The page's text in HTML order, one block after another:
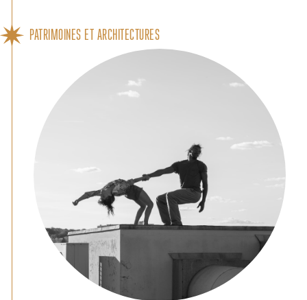
PATRIMOINES ET ARCHITECTURES